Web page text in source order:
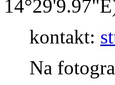
kontakt:
Na